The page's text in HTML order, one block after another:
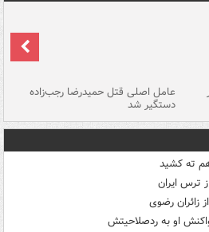
عامل اصلی قتل حمیدرضا رجب‌زاده
دستگیر شد
ته‌ کشید
ترس ایران
زائران رضوی
او به ردصلاحیتش